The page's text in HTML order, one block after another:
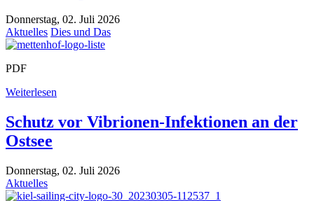
Donnerstag, 02. Juli 2026
Aktuelles Dies und Das
PDF
Weiterlesen
Schutz vor Vibrionen-Infektionen an der
Ostsee
Donnerstag, 02. Juli 2026
Aktuelles